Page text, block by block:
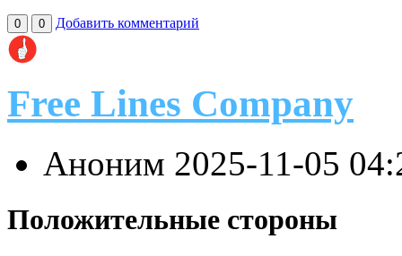
0 0 Добавить комментарий
Free Lines Company
Аноним 2025-11-05
Положительные стороны